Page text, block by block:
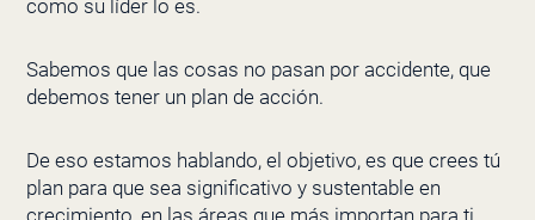
como su líder lo es.
Sabemos que las cosas no pasan por accidente, que
debemos tener un plan de acción.
De eso estamos hablando, el objetivo, es que crees tú
plan para que sea significativo y sustentable en
crecimiento, en las áreas que más importan para ti.